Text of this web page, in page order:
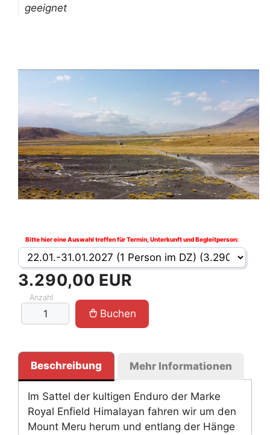
geeignet
Bitte hier eine Auswahl treffen für Termin, Unterkunft und Begleitperson:
3.290,00 EUR
Anzahl
Buchen
Beschreibung Mehr Informationen
Im Sattel der kultigen Enduro der Marke
Royal Enfield Himalayan fahren wir um den
Mount Meru herum und entlang der Hänge